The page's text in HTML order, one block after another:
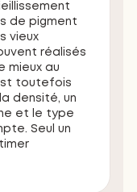
de pigment
vieux
réalisés
mieux au
toutefois
densité, un
et le type
Seul un